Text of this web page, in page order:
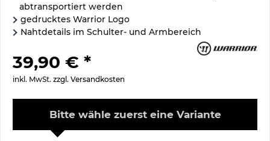
abtransportiert werden
gedrucktes Warrior Logo
Nahtdetails im Schulter- und Armbereich
39,90 € *
inkl. MwSt. zzgl. Versandkosten
Bitte wähle zuerst eine Variante